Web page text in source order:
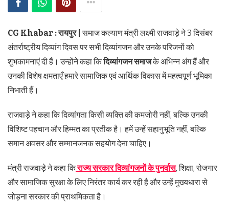
CG Khabar : रायपुर |समाज कल्याण मंत्री लक्ष्मी राजवाड़े ने 3 दिसंबर
अंतर्राष्ट्रीय दिव्यांग दिवस पर सभी दिव्यांगजन और उनके परिजनों को
शुभकामनाएं दी हैं। उन्होंने कहा किदिव्यांगजन समाजके अभिन्न अंग हैं और
उनकी विशेष क्षमताएँ हमारे सामाजिक एवं आर्थिक विकास में महत्वपूर्ण भूमिका
निभाती हैं।
राजवाड़े ने कहा कि दिव्यांगता किसी व्यक्ति की कमजोरी नहीं, बल्कि उनकी
विशिष्ट पहचान और हिम्मत का प्रतीक है। हमें उन्हें सहानुभूति नहीं, बल्कि
समान अवसर और सम्मानजनक सहयोग देना चाहिए।
मंत्री राजवाड़े ने कहा किराज्य सरकार दिव्यांगजनों के पुनर्वास, शिक्षा, रोजगार
और सामाजिक सुरक्षा के लिए निरंतर कार्य कर रही है और उन्हें मुख्यधारा से
जोड़ना सरकार की प्राथमिकता है।